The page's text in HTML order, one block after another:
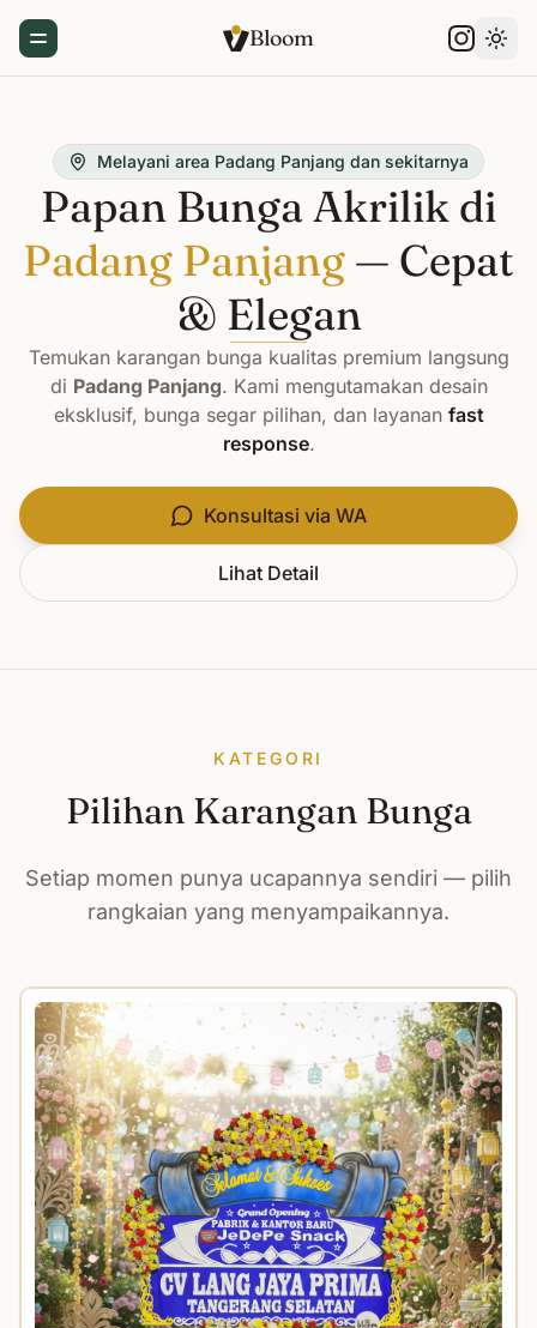
Toggle Menu Bloom
Melayani area Padang Panjang dan sekitarnya
Papan Bunga Akrilik di
Padang Panjang — Cepat
& Elegan
Temukan karangan bunga kualitas premium langsung
di Padang Panjang. Kami mengutamakan desain
eksklusif, bunga segar pilihan, dan layanan fast
response.
Konsultasi via WA
Lihat Detail
KATEGORI
Pilihan Karangan Bunga
Setiap momen punya ucapannya sendiri — pilih
rangkaian yang menyampaikannya.